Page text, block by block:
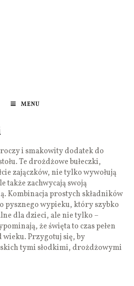
MENU
i smakowity dodatek do
Te drożdżowe bułeczki,
zajączków, nie tylko wywołują
także zachwycają swoją
Kombinacja prostych składników
pysznego wypieku, który szybko
dla dzieci, ale nie tylko –
że święta to czas pełen
Przygotuj się, by
tymi słodkimi, drożdżowymi